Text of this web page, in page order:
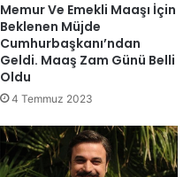
Memur Ve Emekli Maaşı İçin
Beklenen Müjde
Cumhurbaşkanı’ndan
Geldi. Maaş Zam Günü Belli
Oldu
4 Temmuz 2023